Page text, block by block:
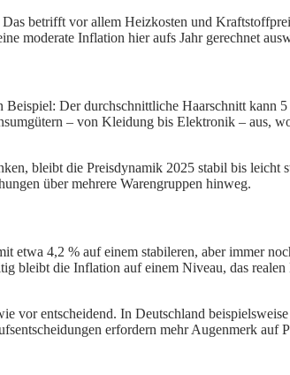
betrifft vor allem Heizkosten und
moderate Inflation hier aufs Jahr gerechnet
Der durchschnittliche Haarschnitt kann
– von Kleidung bis Elektronik – aus,
bleibt die Preisdynamik 2025 stabil bis leicht
über mehrere Warengruppen hinweg.
4,2 % auf einem stabileren, aber immer
bleibt die Inflation auf einem Niveau, das
vor entscheidend. In Deutschland
erfordern mehr Augenmerk auf